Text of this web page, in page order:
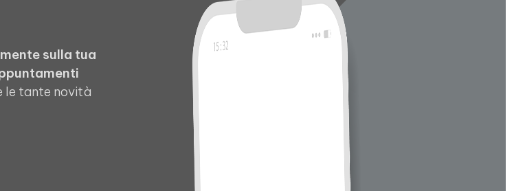
sulla tua
le tante novità